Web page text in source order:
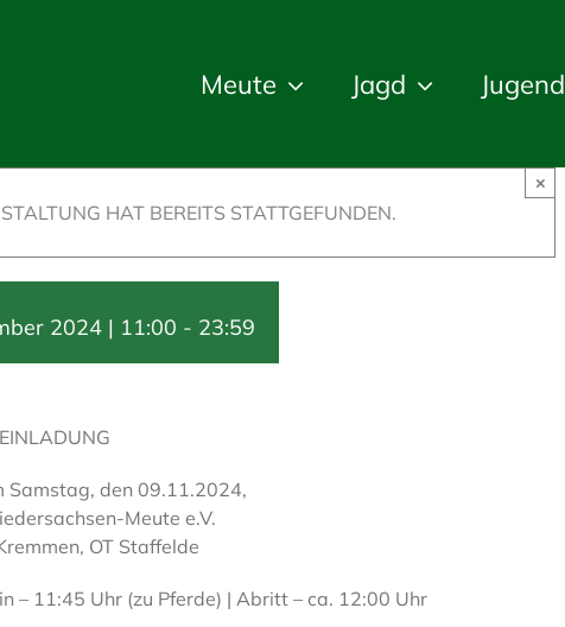
Meute Jagd Jugend
HAT BEREITS STATTGEFUNDEN.
×
2024 | 11:00 - 23:59
EINLADUNG
Samstag, den 09.11.2024,
Meute e.V.
OT Staffelde
– 11:45 Uhr (zu Pferde) | Abritt – ca. 12:00 Uhr